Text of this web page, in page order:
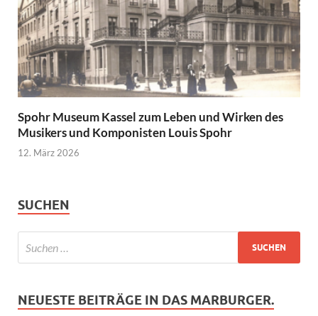
Spohr Museum Kassel zum Leben und Wirken des
Musikers und Komponisten Louis Spohr
12. März 2026
SUCHEN
NEUESTE BEITRÄGE IN DAS MARBURGER.